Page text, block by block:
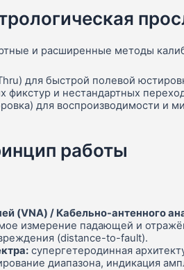
и расширенные методы
для быстрой полевой
фикстур и нестандартных
для воспроизводимости и
работы
(VNA) / Кабельно-антенного
измерение падающей и
(distance-to-fault).
супергетеродинная
диапазона, индикация